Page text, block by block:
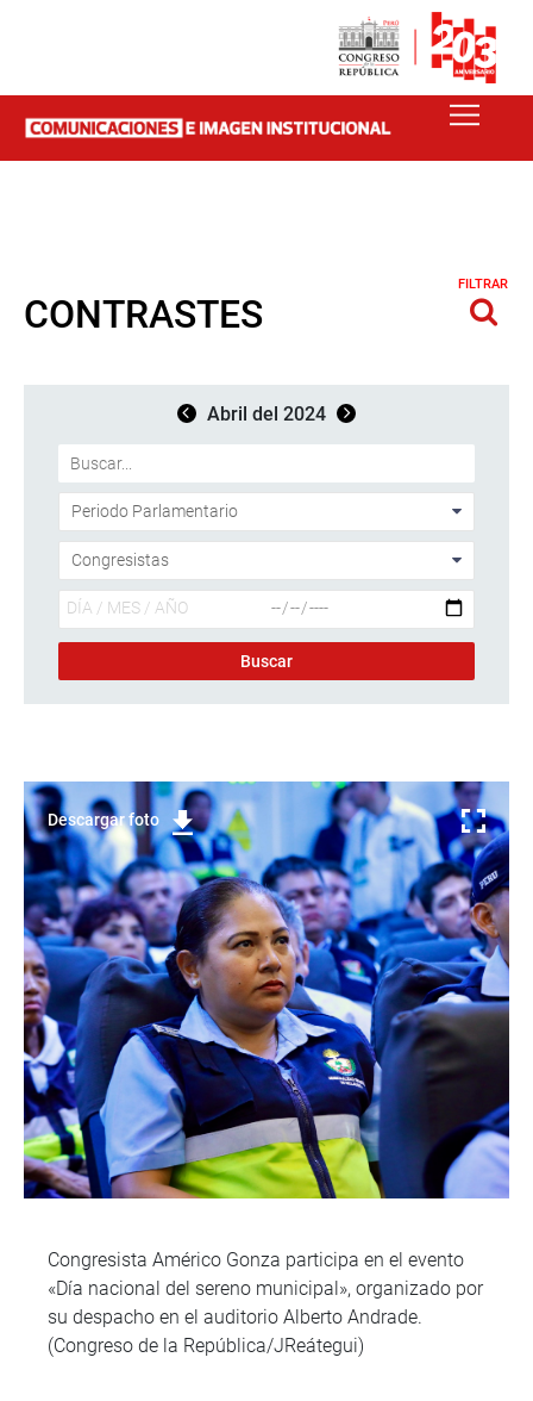
CONTRASTES
FILTRAR
Abril del 2024
Descargar foto
Congresista Américo Gonza participa en el evento
«Día nacional del sereno municipal», organizado por
su despacho en el auditorio Alberto Andrade.
(Congreso de la República/JReátegui)